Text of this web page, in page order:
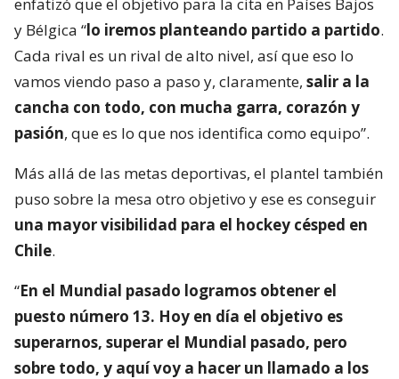
y Bélgica “lo iremos planteando partido a partido.
Cada rival es un rival de alto nivel, así que eso lo
vamos viendo paso a paso y, claramente, salir a la
cancha con todo, con mucha garra, corazón y
pasión, que es lo que nos identifica como equipo”.
Más allá de las metas deportivas, el plantel también
puso sobre la mesa otro objetivo y ese es conseguir
una mayor visibilidad para el hockey césped en
Chile.
“En el Mundial pasado logramos obtener el
puesto número 13. Hoy en día el objetivo es
superarnos, superar el Mundial pasado, pero
sobre todo, y aquí voy a hacer un llamado a los